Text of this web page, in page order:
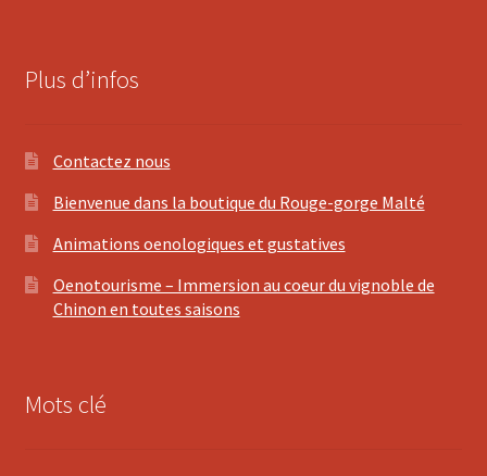
Plus d’infos
Contactez nous
Bienvenue dans la boutique du Rouge-gorge Malté
Animations oenologiques et gustatives
Oenotourisme – Immersion au coeur du vignoble de
Chinon en toutes saisons
Mots clé